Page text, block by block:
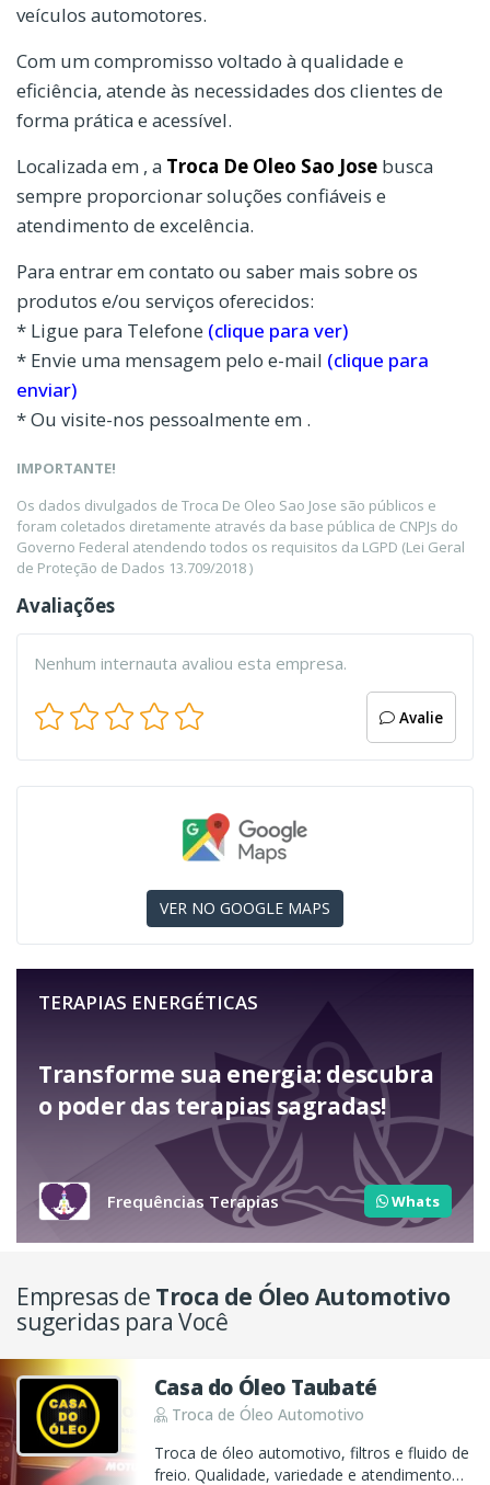
veículos automotores.
Com um compromisso voltado à qualidade e
eficiência, atende às necessidades dos clientes de
forma prática e acessível.
Localizada em , a Troca De Oleo Sao Jose busca
sempre proporcionar soluções confiáveis e
atendimento de excelência.
Para entrar em contato ou saber mais sobre os
produtos e/ou serviços oferecidos:
* Ligue para Telefone (clique para ver)
* Envie uma mensagem pelo e-mail (clique para
enviar)
* Ou visite-nos pessoalmente em .
IMPORTANTE!
Os dados divulgados de Troca De Oleo Sao Jose são públicos e
foram coletados diretamente através da base pública de CNPJs do
Governo Federal atendendo todos os requisitos da LGPD (Lei Geral
de Proteção de Dados 13.709/2018 )
Avaliações
Nenhum internauta avaliou esta empresa.
Avalie
VER NO GOOGLE MAPS
TERAPIAS ENERGÉTICAS
Transforme sua energia: descubra
o poder das terapias sagradas!
Frequências Terapias Whats
Empresas de Troca de Óleo Automotivo
sugeridas para Você
Casa do Óleo Taubaté
Troca de Óleo Automotivo
Troca de óleo automotivo, filtros e fluido de
freio. Qualidade, variedade e atendimento